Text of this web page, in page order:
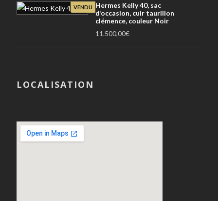
VENDU
Hermes Kelly 40, sac
d’occasion, cuir taurillon
clémence, couleur Noir
11.500,00€
LOCALISATION